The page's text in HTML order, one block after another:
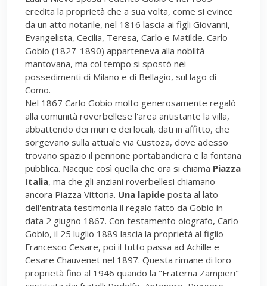
eredita la proprietà che a sua volta, come si evince
da un atto notarile, nel 1816 lascia ai figli Giovanni,
Evangelista, Cecilia, Teresa, Carlo e Matilde. Carlo
Gobio (1827-1890) apparteneva alla nobiltà
mantovana, ma col tempo si spostò nei
possedimenti di Milano e di Bellagio, sul lago di
Como.
Nel 1867 Carlo Gobio molto generosamente regalò
alla comunità roverbellese l'area antistante la villa,
abbattendo dei muri e dei locali, dati in affitto, che
sorgevano sulla attuale via Custoza, dove adesso
trovano spazio il pennone portabandiera e la fontana
pubblica. Nacque così quella che ora si chiama Piazza
Italia, ma che gli anziani roverbellesi chiamano
ancora Piazza Vittoria. Una lapide posta al lato
dell'entrata testimonia il regalo fatto da Gobio in
data 2 giugno 1867. Con testamento olografo, Carlo
Gobio, il 25 luglio 1889 lascia la proprietà al figlio
Francesco Cesare, poi il tutto passa ad Achille e
Cesare Chauvenet nel 1897. Questa rimane di loro
proprietà fino al 1946 quando la "Fraterna Zampieri"